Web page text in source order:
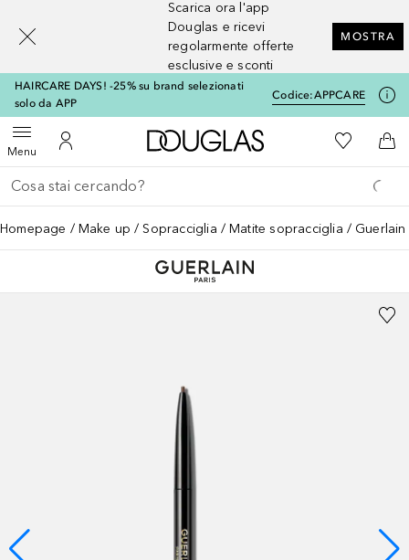
Scarica ora l'app
Douglas e ricevi
regolarmente offerte
esclusive e sconti
MOSTRA
HAIRCARE DAYS! -25% su brand selezionati
solo da APP
Codice:APPCARE
MenuApri menuAl Mio Account
A Douglas HomeAlla Mia
Al
Torna indietro
Esegui ricerca
Homepage Make up Sopracciglia Matite sopracciglia
[navigation.slideout.screenreader]